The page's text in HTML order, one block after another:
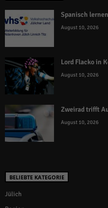
Spanisch lernen
August 10, 2026
Lord Flacko in
August 10, 2026
Zweirad trifft
August 10, 2026
BELIEBTE KATEGORIE
Jülich